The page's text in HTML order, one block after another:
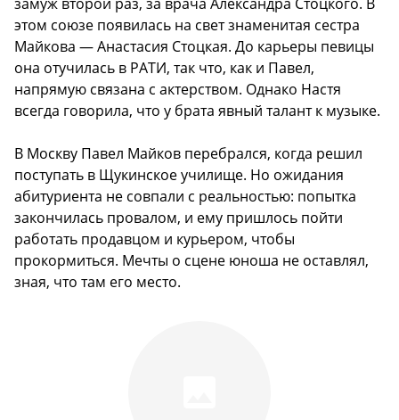
этом союзе появилась на свет знаменитая сестра
Майкова — Анастасия Стоцкая. До карьеры певицы
она отучилась в РАТИ, так что, как и Павел,
напрямую связана с актерством. Однако Настя
всегда говорила, что у брата явный талант к музыке.
В Москву Павел Майков перебрался, когда решил
поступать в Щукинское училище. Но ожидания
абитуриента не совпали с реальностью: попытка
закончилась провалом, и ему пришлось пойти
работать продавцом и курьером, чтобы
прокормиться. Мечты о сцене юноша не оставлял,
зная, что там его место.